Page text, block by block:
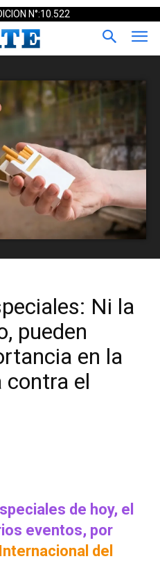
N°:10.522
Ni la
pueden
en la
contra el
de hoy, el
eventos, por
del